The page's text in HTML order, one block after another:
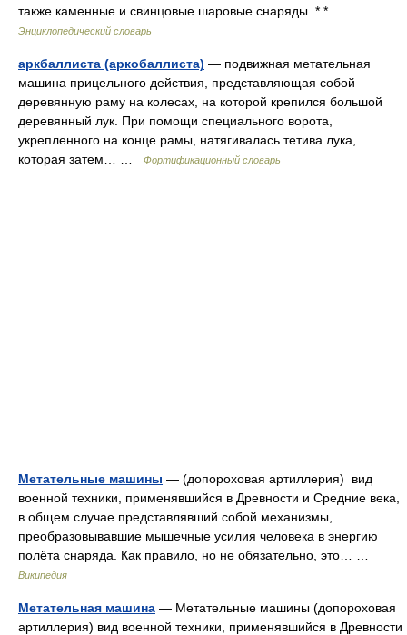
также каменные и свинцовые шаровые снаряды. * *… …
Энциклопедический словарь
аркбаллиста (аркобаллиста) — подвижная метательная
машина прицельного действия, представляющая собой
деревянную раму на колесах, на которой крепился большой
деревянный лук. При помощи специального ворота,
укрепленного на конце рамы, натягивалась тетива лука,
которая затем… …
Фортификационный словарь
Метательные машины — (допороховая артиллерия) вид
военной техники, применявшийся в Древности и Средние века,
в общем случае представлявший собой механизмы,
преобразовывавшие мышечные усилия человека в энергию
полёта снаряда. Как правило, но не обязательно, это… …
Википедия
Метательная машина — Метательные машины (допороховая
артиллерия) вид военной техники, применявшийся в Древности